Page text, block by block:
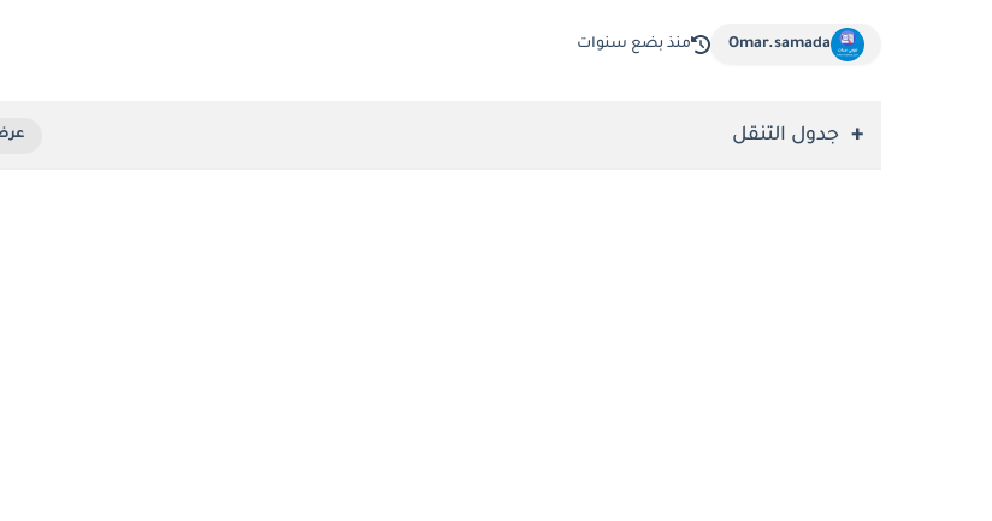
Omar.samada منذ بضع سنوات
جدول التنقل